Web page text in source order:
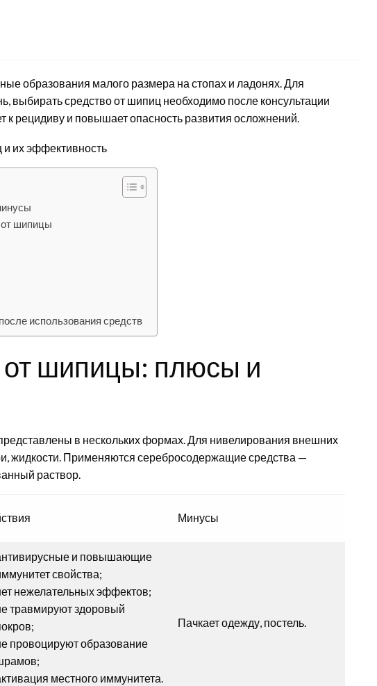
образования малого размера на стопах и ладонях. Для
выбирать средство от шипиц необходимо после консультации
к рецидиву и повышает опасность развития осложнений.
шипицы
использования средств
шипицы: плюсы и
в нескольких формах. Для нивелирования внешних
жидкости. Применяются серебросодержащие средства —
раствор.
Минусы
и повышающие
свойства;
нежелательных эффектов;
травмируют здоровый
провоцируют образование
местного иммунитета.
Пачкает одежду, постель.